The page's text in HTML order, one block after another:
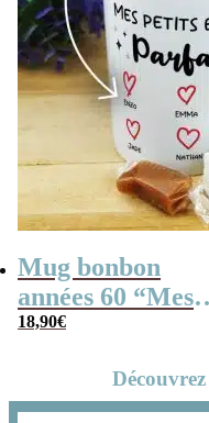
Mug bonbon
années 60 “Mes
petits enfants
pour mamie et
papy
18,90€